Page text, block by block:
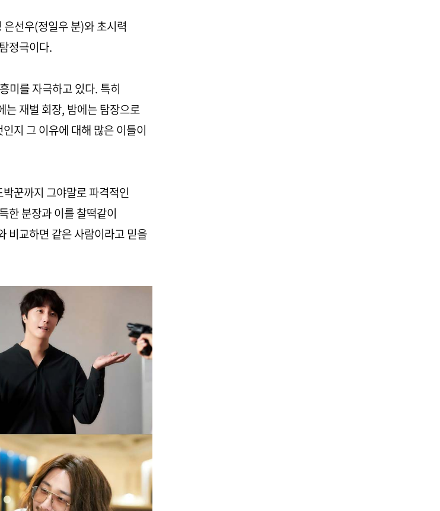
선우(정일우 분)와 초시력
정극이다.
미를 자극하고 있다. 특히
는 재벌 회장, 밤에는 탐장으로
지 그 이유에 대해 많은 이들이
꾼까지 그야말로 파격적인
한 분장과 이를 찰떡같이
비교하면 같은 사람이라고 믿을